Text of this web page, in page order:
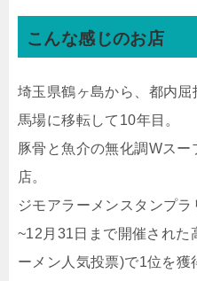
こんな感じのお店
埼玉県鶴ヶ島から、都内
馬場に移転して10年目。
豚骨と魚介の無化調Wス
店。
ジモアラーメンスタンプ
~12月31日まで開催された
ーメン人気投票)で1位を獲